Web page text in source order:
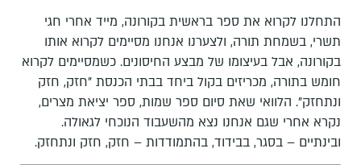
התחלנו לקרוא את ספר בראשית בקורונה, מייד אחרי חגי
תשרי, בשמחת תורה, ולצערנו אנחנו מסיימים לקרוא אותו
בקורונה, אבל בעיצומו של מבצע החיסונים. כשמסיימים לקרוא
חומש בתורה, מכריזים בקול ביחד בבתי הכנסת "חזק, חזק
ונתחזק". הלוואי שאת סיום ספר שמות, ספר יציאת מצרים,
נקרא אחרי שגם אנחנו נצא מהשעבוד הנוכחי לגאולה.
ובינתיים – בסגר, בבידוד, בהתמודדות – חזק, חזק ונתחזק.